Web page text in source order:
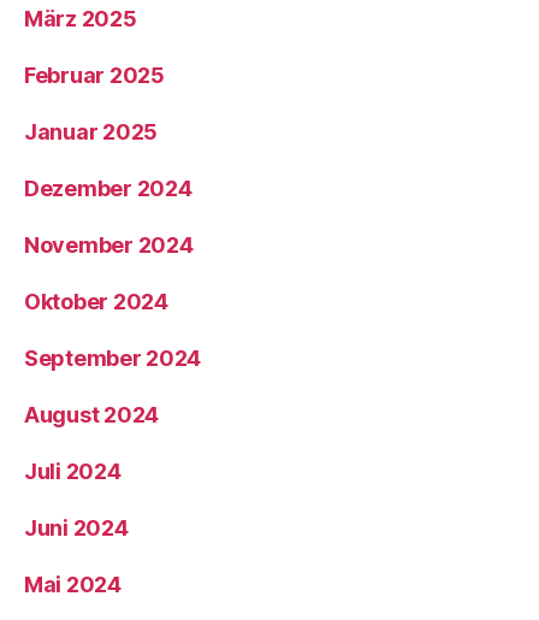
März 2025
Februar 2025
Januar 2025
Dezember 2024
November 2024
Oktober 2024
September 2024
August 2024
Juli 2024
Juni 2024
Mai 2024